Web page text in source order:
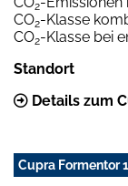
2
CO2-Klasse
CO2-Klasse bei
Standort
Details zum
Cupra Formentor